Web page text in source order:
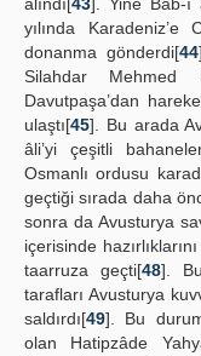
yılında
donanma gönderdi[44
Silahdar Mehmed
Davutpaşa’dan
ulaştı[45]. Bu arada
âli’yi çeşitli
Osmanlı ordusu
geçtiği sırada daha
sonra da Avusturya
içerisinde
taarruza geçti[48].
tarafları Avusturya
saldırdı[49]. Bu
olan Hatipzâde